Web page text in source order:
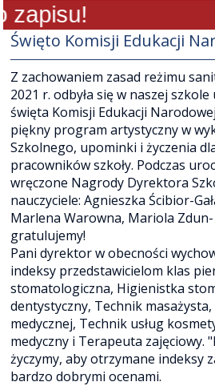
Święto Komisji Edukacji
Z zachowaniem zasad reżimu
2021 r. odbyła się w naszej
święta Komisji Edukacji
piękny program artystyczny w
Szkolnego, upominki i życzenia
pracowników szkoły. Podczas
wręczone Nagrody Dyrektora
nauczyciele: Agnieszka Ścibior-
Marlena Warowna, Mariola
gratulujemy!
Pani dyrektor w obecności
indeksy przedstawicielom klas
stomatologiczna, Higienistka
dentystyczny, Technik
medycznej, Technik usług
medyczny i Terapeuta zajęciowy.
życzymy, aby otrzymane indeksy
bardzo dobrymi ocenami.